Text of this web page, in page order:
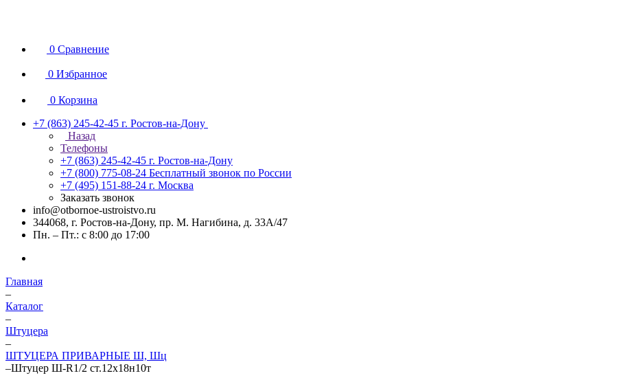
0 Сравнение
0 Избранное
0 Корзина
+7 (863) 245-42-45 г. Ростов-на-Дону
Назад
Телефоны
+7 (863) 245-42-45 г. Ростов-на-Дону
+7 (800) 775-08-24 Бесплатный звонок по России
+7 (495) 151-88-24 г. Москва
Заказать звонок
info@otbornoe-ustroistvo.ru
344068, г. Ростов-на-Дону, пр. М. Нагибина, д. 33А/47
Пн. – Пт.: с 8:00 до 17:00
Главная
–
Каталог
–
Штуцера
–
ШТУЦЕРА ПРИВАРНЫЕ Ш, Шц
–Штуцер Ш-R1/2 ст.12х18н10т